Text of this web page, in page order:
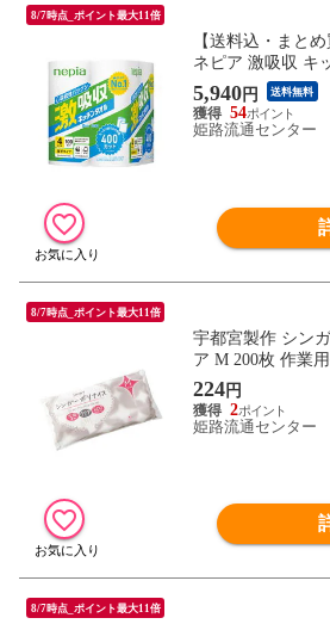
8/7時点_ポイント最大11倍
【送料込・まと
ネピア 激吸収 キ
カット キッチンペ
5,940円 送料無料
54
姫路流通センター
8/7時点_ポイント最大11倍
宇都宮製作 シン
ア M 200枚 作業
224円
2
姫路流通センター
8/7時点_ポイント最大11倍